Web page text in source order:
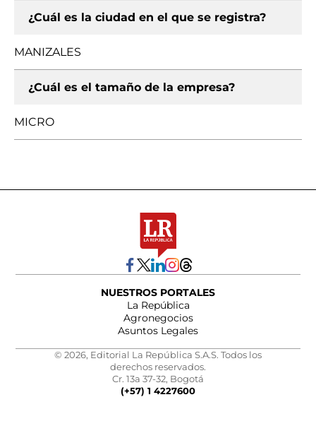
¿Cuál es la ciudad en el que se registra?
MANIZALES
¿Cuál es el tamaño de la empresa?
MICRO
NUESTROS PORTALES
La República
Agronegocios
Asuntos Legales
© 2026, Editorial La República S.A.S. Todos los
derechos reservados.
Cr. 13a 37-32, Bogotá
(+57) 1 4227600